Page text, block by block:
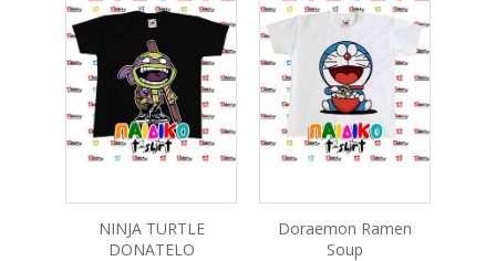
NINJA TURTLE
DONATELO
Doraemon Ramen
Soup